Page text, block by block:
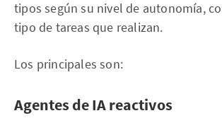
tipos según su nivel de autonomía,
tipo de tareas que realizan.
Los principales son:
Agentes de IA reactivos